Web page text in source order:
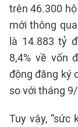
trên 46.300
mới thông
là 14.883 tỷ
8,4% về vốn
động đăng ký
so với tháng
Tuy vậy, “sức